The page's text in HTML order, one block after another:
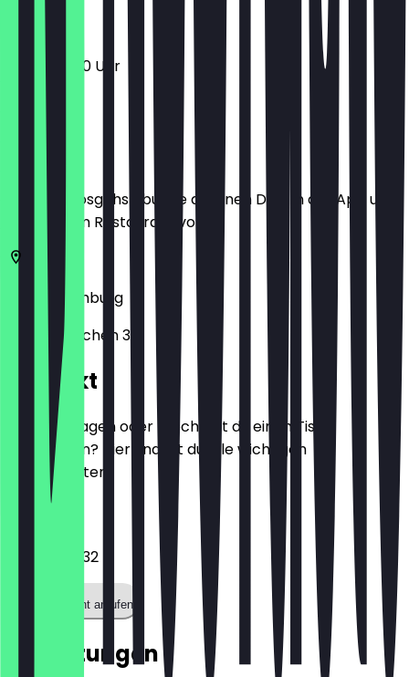
13:00 - 17:00 Uhr
Bevor du losgehst, buche dir einen Deal in der App und
zeige ihn im Restaurant vor.
20354
Hamburg
Große Bleichen 31
Kontakt
Hast du Fragen oder möchtest du einen Tisch
reservieren? Hier findest du alle wichtigen
Kontaktdaten.
0173 6551932
Restaurant anrufen
Bewertungen